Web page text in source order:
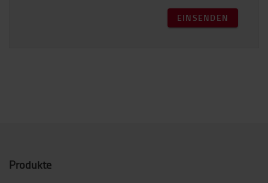
EINSENDEN
Produkte